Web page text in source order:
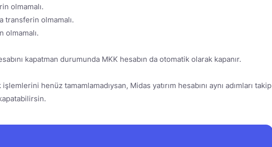
olmamalı.
transferin olmamalı.
olmamalı.
kapatman durumunda MKK hesabın da otomatik olarak kapanır.
henüz tamamlamadıysan, Midas yatırım hesabını aynı adımları takip